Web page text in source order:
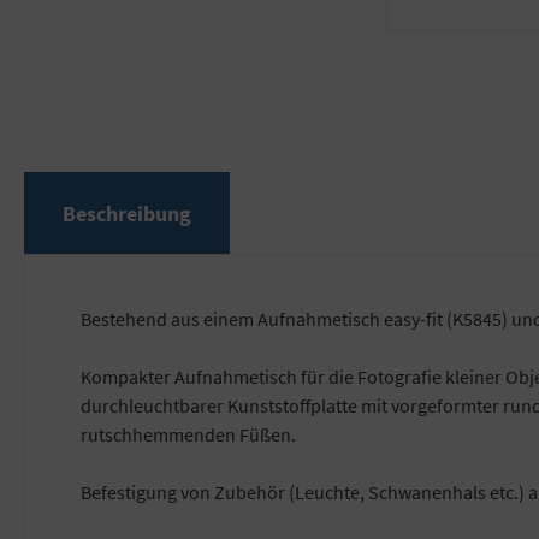
Beschreibung
Bestehend aus einem Aufnahmetisch easy-fit (K5845)
Kompakter Aufnahmetisch für die Fotografie kleiner
durchleuchtbarer Kunststoffplatte mit vorgeformter
rutschhemmenden Füßen.
Befestigung von Zubehör (Leuchte, Schwanenhals